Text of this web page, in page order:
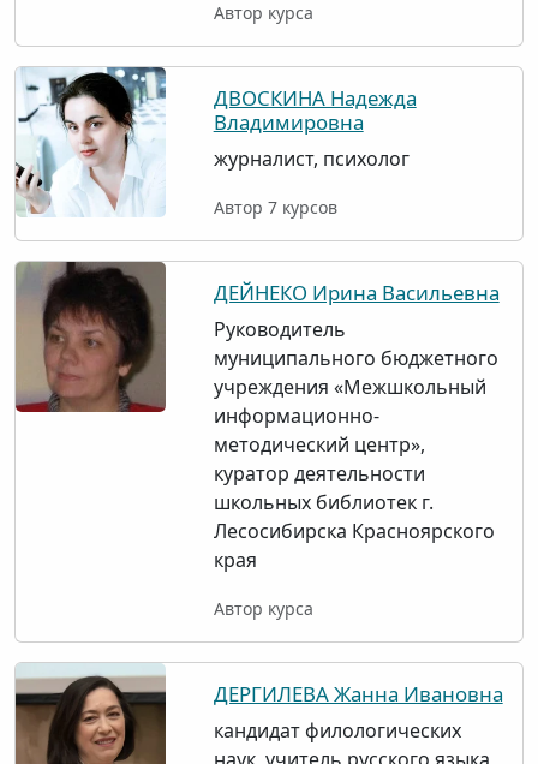
Автор курса
ДВОСКИНА Надежда
Владимировна
журналист, психолог
Автор 7 курсов
ДЕЙНЕКО Ирина Васильевна
Руководитель
муниципального бюджетного
учреждения «Межшкольный
информационно-
методический центр»,
куратор деятельности
школьных библиотек г.
Лесосибирска Красноярского
края
Автор курса
ДЕРГИЛЕВА Жанна Ивановна
кандидат филологических